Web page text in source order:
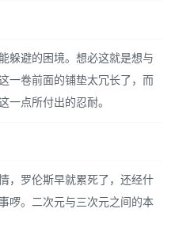
躲避的困境。想必这就是想与
一卷前面的铺垫太冗长了，而
一点所付出的忍耐。
，罗伦斯早就累死了，还经什
啰。二次元与三次元之间的本